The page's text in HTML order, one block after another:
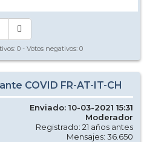
0 - Votos negativos: 0
COVID FR-AT-IT-CH
Enviado: 10-03-2021 15:31
Moderador
Registrado: 21 años antes
Mensajes: 36.650